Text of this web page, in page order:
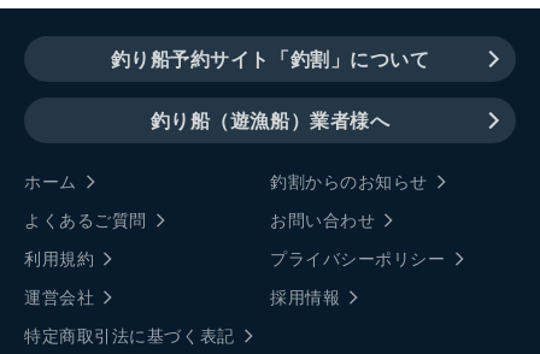
釣り船予約サイト「釣割」について
釣り船（遊漁船）業者様へ
ホーム
釣割からのお知らせ
よくあるご質問
お問い合わせ
利用規約
プライバシーポリシー
運営会社
採用情報
特定商取引法に基づく表記